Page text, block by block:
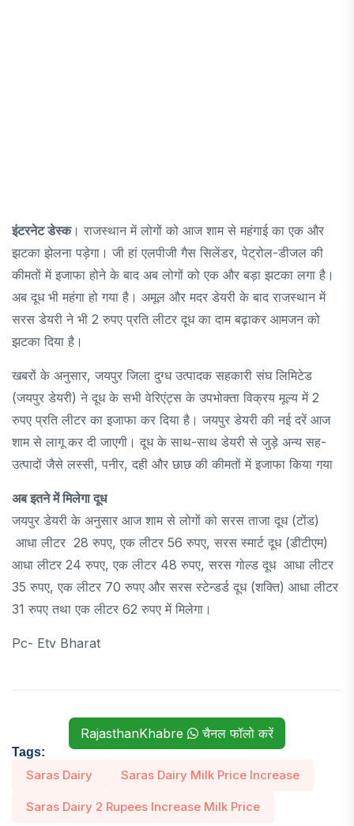
इंटरनेट डेस्क। राजस्थान में लोगों को आज शाम से महंगाई का एक और
झटका झेलना पड़ेगा। जी हां एलपीजी गैस सिलेंडर, पेट्रोल-डीजल की
कीमतों में इजाफा होने के बाद अब लोगों को एक और बड़ा झटका लगा है।
अब दूध भी महंगा हो गया है। अमूल और मदर डेयरी के बाद राजस्थान में
सरस डेयरी ने भी 2 रुपए प्रति लीटर दूध का दाम बढ़ाकर आमजन को
झटका दिया है।
खबरों के अनुसार, जयपुर जिला दुग्ध उत्पादक सहकारी संघ लिमिटेड
(जयपुर डेयरी) ने दूध के सभी वेरिएंट्स के उपभोक्ता विक्रय मूल्य में 2
रुपए प्रति लीटर का इजाफा कर दिया है। जयपुर डेयरी की नई दरें आज
शाम से लागू कर दी जाएगी। दूध के साथ-साथ डेयरी से जुड़े अन्य सह-
उत्पादों जैसे लस्सी, पनीर, दही और छाछ की कीमतों में इजाफा किया गया
अब इतने में मिलेगा दूध
जयपुर डेयरी के अनुसार आज शाम से लोगों को सरस ताजा दूध (टोंड)
आधा लीटर 28 रुपए, एक लीटर 56 रुपए, सरस स्मार्ट दूध (डीटीएम)
आधा लीटर 24 रुपए, एक लीटर 48 रुपए, सरस गोल्ड दूध आधा लीटर
35 रुपए, एक लीटर 70 रुपए और सरस स्टेन्डर्ड दूध (शक्ति) आधा लीटर
31 रुपए तथा एक लीटर 62 रुपए में मिलेगा।
Pc- Etv Bharat
RajasthanKhabre चैनल फॉलो करें
Tags:
Saras Dairy Saras Dairy Milk Price Increase
Saras Dairy 2 Rupees Increase Milk Price